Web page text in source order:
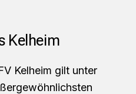
Kelheim
Kelheim gilt unter